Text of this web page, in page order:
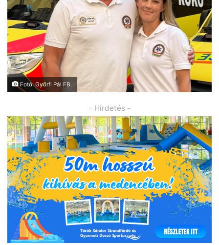
Fotó: Győrfi Pál FB.
- Hirdetés -